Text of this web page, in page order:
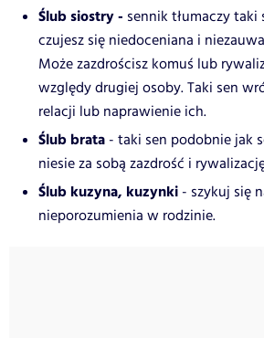
Ślub siostry - sennik tłumaczy taki
czujesz się niedoceniana i
Może zazdrościsz komuś lub
względy drugiej osoby. Taki sen
relacji lub naprawienie ich.
Ślub brata - taki sen podobnie jak
niesie za sobą zazdrość i
Ślub kuzyna, kuzynki - szykuj się
nieporozumienia w rodzinie.